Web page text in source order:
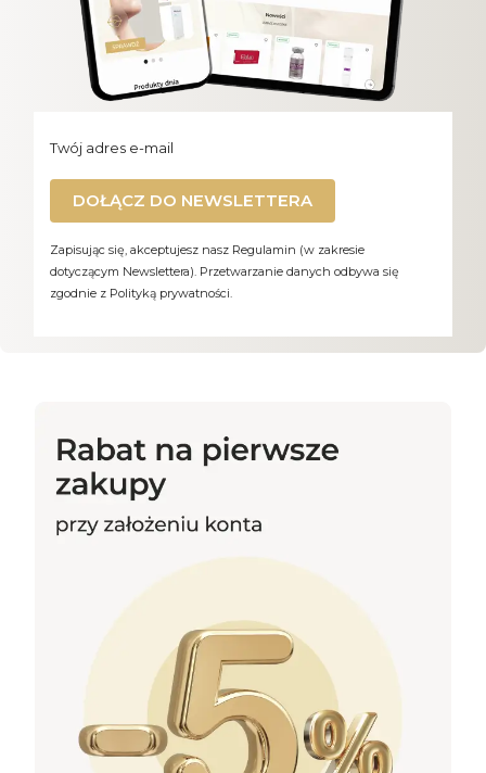
Twój adres e-mail
DOŁĄCZ DO NEWSLETTERA
Zapisując się, akceptujesz nasz Regulamin (w zakresie
dotyczącym Newslettera). Przetwarzanie danych odbywa się
zgodnie z Polityką prywatności.